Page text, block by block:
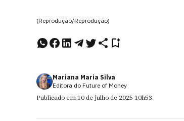
(Reprodução/Reprodução)
Mariana Maria Silva
Editora do Future of Money
Publicado em 10 de julho de 2025 10h53.